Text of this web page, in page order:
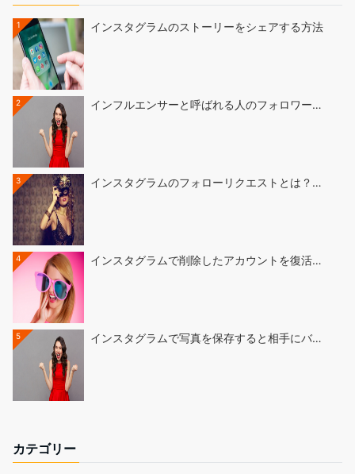
1 インスタグラムのストーリーをシェアする方法
2 インフルエンサーと呼ばれる人のフォロワー…
3 インスタグラムのフォローリクエストとは？…
4 インスタグラムで削除したアカウントを復活…
5 インスタグラムで写真を保存すると相手にバ…
カテゴリー